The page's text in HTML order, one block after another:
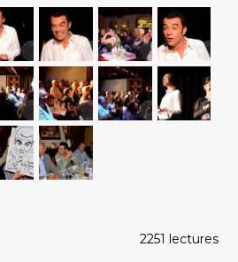
2251 lectures